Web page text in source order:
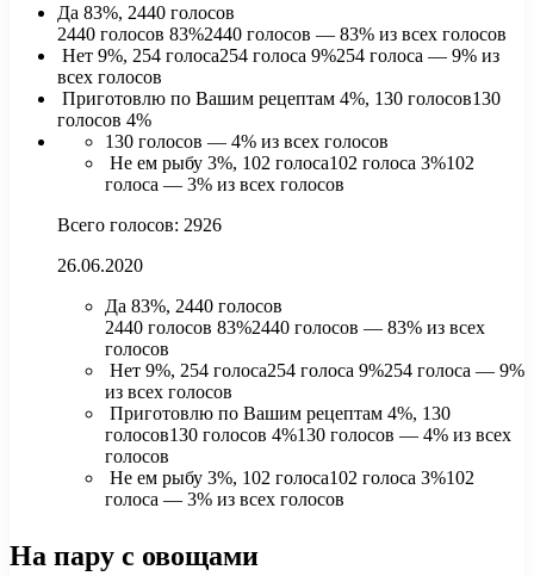
Да 83%, 2440 голосов
2440 голосов 83%2440 голосов — 83% из всех голосов
Нет 9%, 254 голоса254 голоса 9%254 голоса — 9% из
всех голосов
Приготовлю по Вашим рецептам 4%, 130 голосов130
голосов 4%
130 голосов — 4% из всех голосов
Не ем рыбу 3%, 102 голоса102 голоса 3%102
голоса — 3% из всех голосов
Всего голосов: 2926
26.06.2020
Да 83%, 2440 голосов
2440 голосов 83%2440 голосов — 83% из всех
голосов
Нет 9%, 254 голоса254 голоса 9%254 голоса — 9%
из всех голосов
Приготовлю по Вашим рецептам 4%, 130
голосов130 голосов 4%130 голосов — 4% из всех
голосов
Не ем рыбу 3%, 102 голоса102 голоса 3%102
голоса — 3% из всех голосов
На пару с овощами